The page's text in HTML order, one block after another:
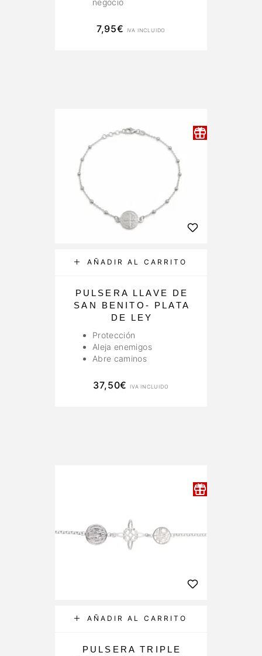
negocio
7,95€ IVA INCLUIDO
AÑADIR AL CARRITO
PULSERA LLAVE DE
SAN BENITO- PLATA
DE LEY
Protección
Aleja enemigos
Abre caminos
37,50€ IVA INCLUIDO
AÑADIR AL CARRITO
PULSERA TRIPLE